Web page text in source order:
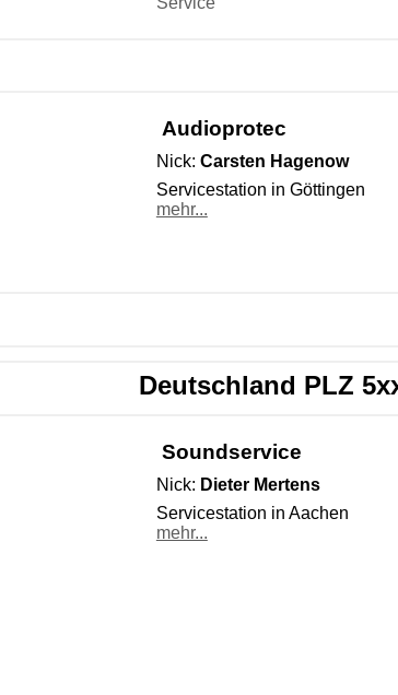
Audioprotec
Nick: Carsten Hagenow
Servicestation in Göttingen
mehr...
Deutschland PLZ
Soundservice
Nick: Dieter Mertens
Servicestation in Aachen
mehr...